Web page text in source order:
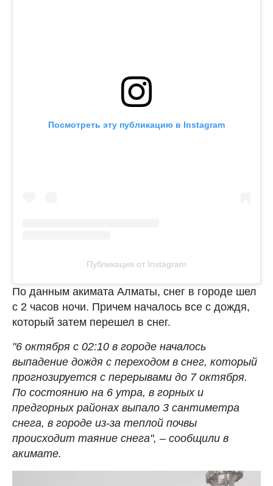
Посмотреть эту публикацию в Instagram
Публикация от Instagram
По данным акимата Алматы, снег в городе шел
с 2 часов ночи. Причем началось все с дождя,
который затем перешел в снег.
"6 октября с 02:10 в городе началось
выпадение дождя с переходом в снег, который
прогнозируется с перерывами до 7 октября.
По состоянию на 6 утра, в горных и
предгорных районах выпало 3 сантиметра
снега, в городе из-за теплой почвы
происходит таяние снега", – сообщили в
акимате.